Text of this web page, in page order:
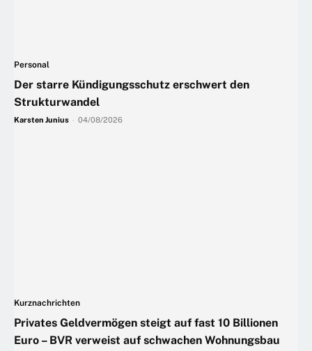
Personal
Der starre Kündigungsschutz erschwert den
Strukturwandel
Karsten Junius 04/08/2026
Kurznachrichten
Privates Geldvermögen steigt auf fast 10 Billionen
Euro – BVR verweist auf schwachen Wohnungsbau